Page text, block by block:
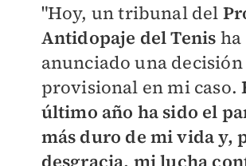
"Hoy, un tribunal del
Antidopaje del Tenis ha
anunciado una decisión
provisional en mi caso.
último año ha sido el
más duro de mi vida y,